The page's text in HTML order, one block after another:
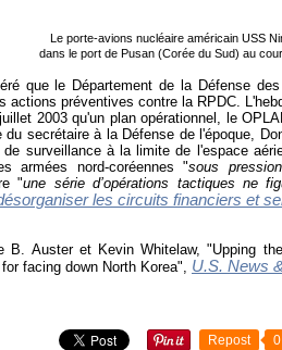
Le porte-avions nucléaire américain USS
dans le port de Pusan (Corée du Sud) au
que le Département de la Défense
actions préventives contre la RPDC.
2003 qu'un plan opérationnel, le
du secrétaire à la Défense de l'époque,
surveillance à la limite de l'espace
armées nord-coréennes "sous pression
"une série d’opérations tactiques ne
les circuits financiers et
B. Auster et Kevin Whitelaw, "Upping
for facing down North Korea", U.S. News
Repost 0